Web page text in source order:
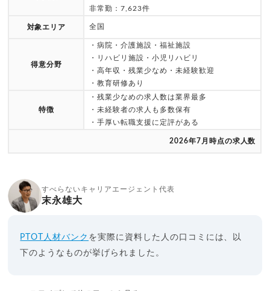
非常勤：7,623件
対象エリア 全国
得意分野
・病院・介護施設・福祉施設
・リハビリ施設・小児リハビリ
・高年収・残業少なめ・未経験歓迎
・教育研修あり
特徴
・残業少なめの求人数は業界最多
・未経験者の求人も多数保有
・手厚い転職支援に定評がある
2026年7月時点の求人数
すべらないキャリアエージェント代表
末永雄大
PTOT人材バンク を実際に資料した人の口コミには、以
下のようなものが挙げられました。